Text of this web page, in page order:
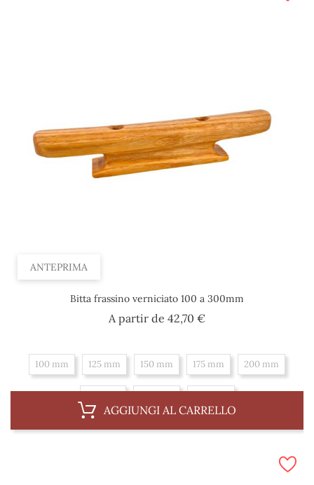
ANTEPRIMA
Bitta frassino verniciato 100 a 300mm
A partir de 42,70 €Prezzo
100 mm 125 mm 150 mm 175 mm 200 mm
AGGIUNGI AL CARRELLO